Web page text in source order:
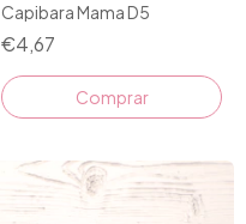
Capibara Mama D5
€4,67
Comprar